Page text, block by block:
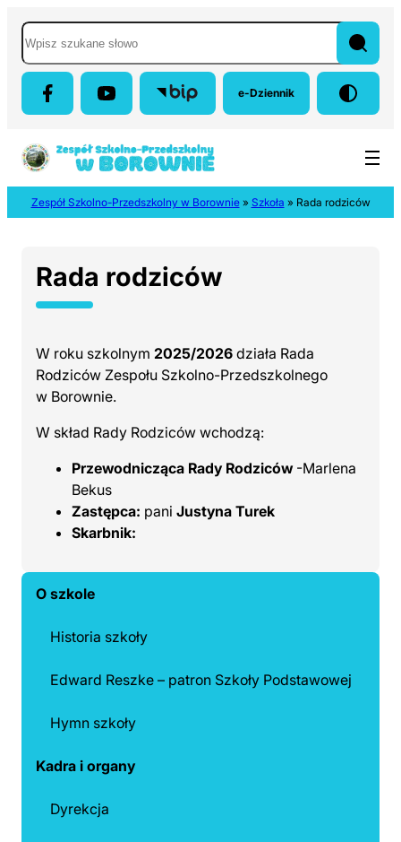
Wyszukaj w serwisie
e-Dziennik(otwiera się w nowej
Zespół Szkolno-Przedszkolny w Borownie» Szkoła » Rada rodziców
O szkole
Historia szkoły
Edward Reszke – patron Szkoły Podstawowej
Hymn szkoły
Kadra i organy
Dyrekcja
Rada rodziców
W roku szkolnym 2025/2026 działa Rada
Rodziców Zespołu Szkolno-Przedszkolnego
w Borownie.
W skład Rady Rodziców wchodzą:
Przewodnicząca Rady Rodziców-Marlena
Bekus
Zastępca: pani Justyna Turek
Skarbnik: